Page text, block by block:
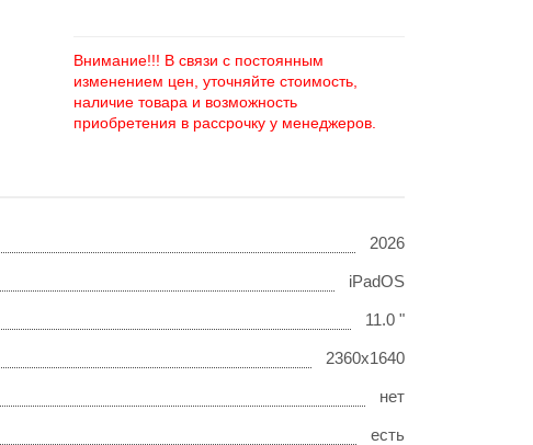
Внимание!!! В связи с постоянным
изменением цен, уточняйте стоимость,
наличие товара и возможность
приобретения в рассрочку у менеджеров.
2026
iPadOS
11.0 "
2360x1640
нет
есть